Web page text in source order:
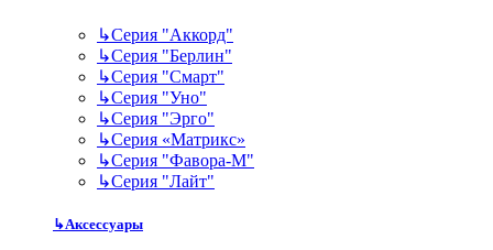
↳Серия "Аккорд"
↳Серия "Берлин"
↳Серия "Смарт"
↳Серия "Уно"
↳Серия "Эрго"
↳Серия «Матрикс»
↳Серия "Фавора-М"
↳Серия "Лайт"
↳Аксессуары